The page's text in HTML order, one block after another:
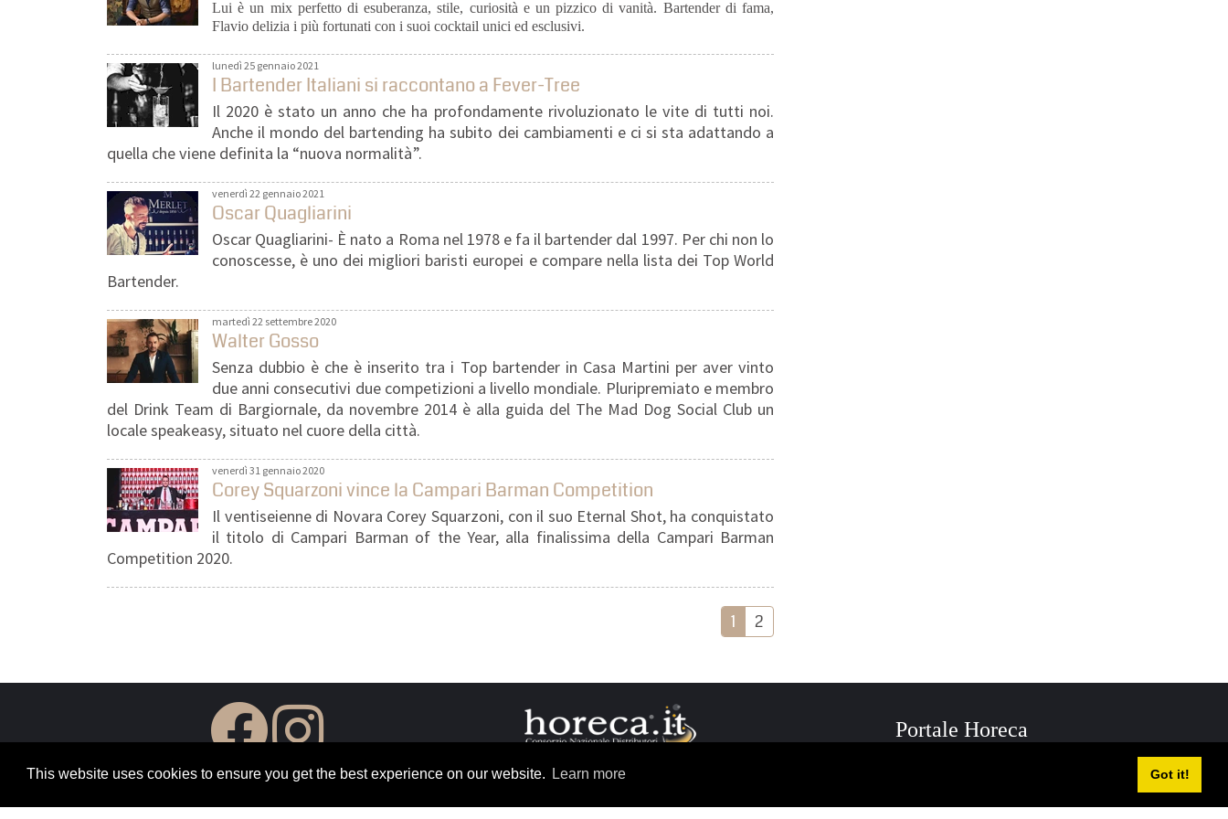
This website uses cookies to ensure you get the best experience on our website. Learn more Got it!
Lui è un mix perfetto di esuberanza, stile, curiosità e un pizzico di vanità. Bartender di fama,
Flavio delizia i più fortunati con i suoi cocktail unici ed esclusivi.
lunedì 25 gennaio 2021
I Bartender Italiani si raccontano a Fever-Tree
Il 2020 è stato un anno che ha profondamente rivoluzionato le vite di tutti noi.
Anche il mondo del bartending ha subito dei cambiamenti e ci si sta adattando a
quella che viene definita la “nuova normalità”.
venerdì 22 gennaio 2021
Oscar Quagliarini
Oscar Quagliarini- È nato a Roma nel 1978 e fa il bartender dal 1997. Per chi non lo
conoscesse, è uno dei migliori baristi europei e compare nella lista dei Top World
Bartender.
martedì 22 settembre 2020
Walter Gosso
Senza dubbio è che è inserito tra i Top bartender in Casa Martini per aver vinto
due anni consecutivi due competizioni a livello mondiale. Pluripremiato e membro
del Drink Team di Bargiornale, da novembre 2014 è alla guida del The Mad Dog Social Club un
locale speakeasy, situato nel cuore della città.
venerdì 31 gennaio 2020
Corey Squarzoni vince la Campari Barman Competition
Il ventiseienne di Novara Corey Squarzoni, con il suo Eternal Shot, ha conquistato
il titolo di Campari Barman of the Year, alla finalissima della Campari Barman
Competition 2020.
1 2
Seguici sui Social
Portale Horeca